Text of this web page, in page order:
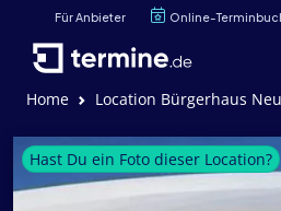
Für Anbieter Online-
Home Location Bürgerhaus
Hast Du ein Foto dieser Location?